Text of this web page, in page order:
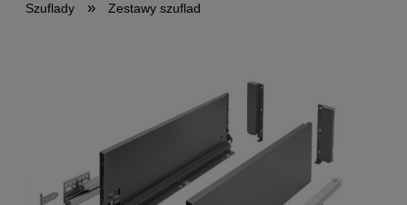
Szuflady » Zestawy szuflad